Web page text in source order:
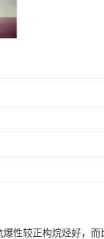
性较正构烷烃好，